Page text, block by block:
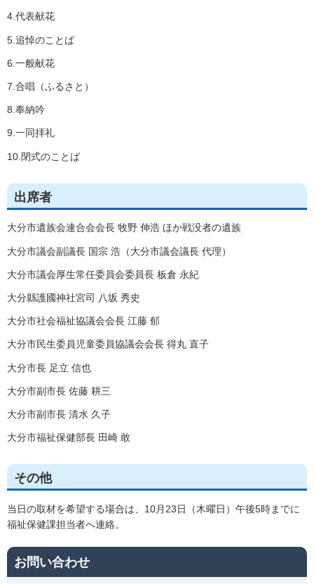
4.代表献花
5.追悼のことば
6.一般献花
7.合唱（ふるさと）
8.奉納吟
9.一同拝礼
10.閉式のことば
出席者
大分市遺族会連合会会長 牧野 伸浩 ほか戦没者の遺族
大分市議会副議長 国宗 浩（大分市議会議長 代理）
大分市議会厚生常任委員会委員長 板倉 永紀
大分縣護國神社宮司 八坂 秀史
大分市社会福祉協議会会長 江藤 郁
大分市民生委員児童委員協議会会長 得丸 直子
大分市長 足立 信也
大分市副市長 佐藤 耕三
大分市副市長 清水 久子
大分市福祉保健部長 田崎 敢
その他
当日の取材を希望する場合は、10月23日（木曜日）午後5時までに
福祉保健課担当者へ連絡。
お問い合わせ